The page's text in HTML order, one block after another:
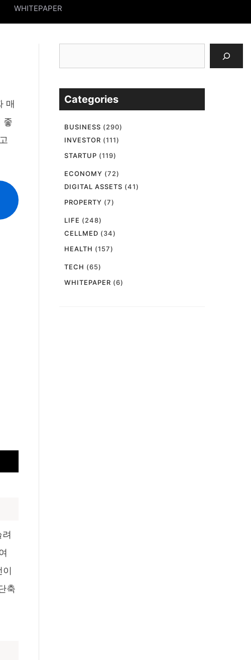
WHITEPAPER
매
좋
이
축
색
Categories
BUSINESS (290)
INVESTOR (111)
STARTUP (119)
ECONOMY (72)
DIGITAL ASSETS (41)
PROPERTY (7)
LIFE (248)
CELLMED (34)
HEALTH (157)
TECH (65)
WHITEPAPER (6)